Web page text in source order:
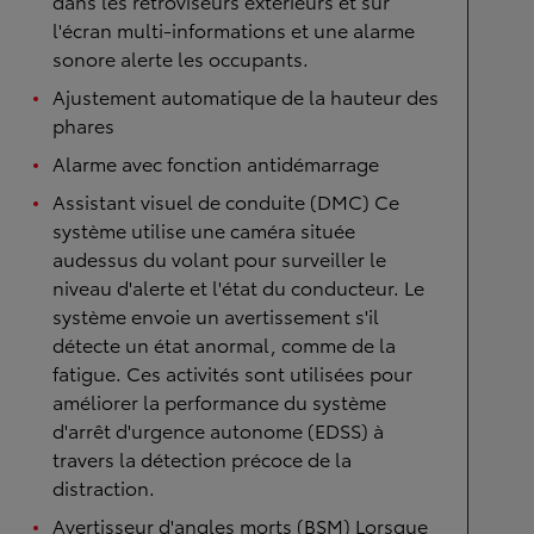
l'écran multi-informations et une alarme
sonore alerte les occupants.
Ajustement automatique de la hauteur des
phares
Alarme avec fonction antidémarrage
Assistant visuel de conduite (DMC) Ce
système utilise une caméra située
audessus du volant pour surveiller le
niveau d'alerte et l'état du conducteur. Le
système envoie un avertissement s'il
détecte un état anormal, comme de la
fatigue. Ces activités sont utilisées pour
améliorer la performance du système
d'arrêt d'urgence autonome (EDSS) à
travers la détection précoce de la
distraction.
Avertisseur d'angles morts (BSM) Lorsque